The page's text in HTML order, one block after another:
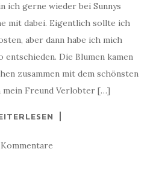
gerne wieder bei Sunnys
mit dabei. Eigentlich sollte ich
aber dann habe ich mich
Die Blumen kamen
zusammen mit dem schönsten
mein Freund Verlobter […]
Kommentare